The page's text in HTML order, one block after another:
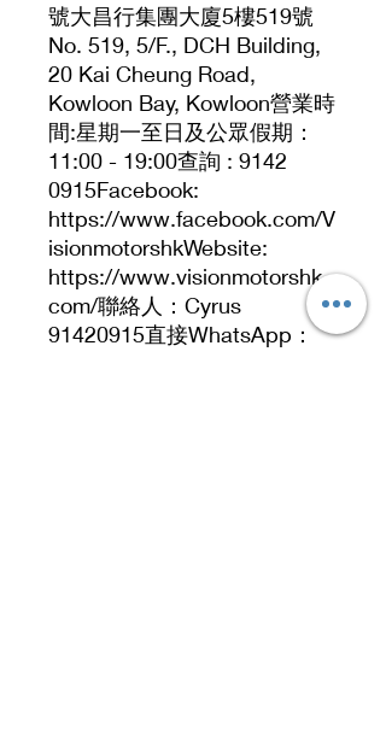
號大昌行集團大廈5樓519號
No. 519, 5/F., DCH Building,
20 Kai Cheung Road,
Kowloon Bay, Kowloon營業時
間:星期一至日及公眾假期：
11:00 - 19:00查詢 : 9142
0915Facebook:
https://www.facebook.com/V
isionmotorshkWebsite:
https://www.visionmotorshk.
com/聯絡人：Cyrus
91420915直接WhatsApp：